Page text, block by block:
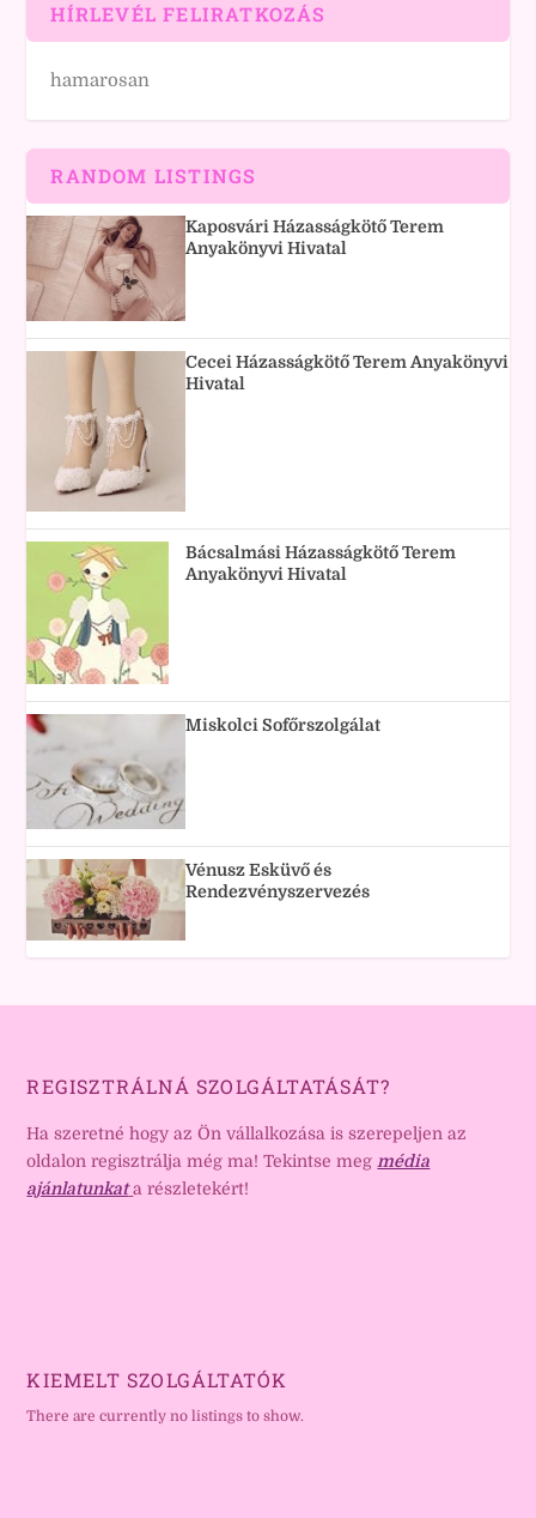
HÍRLEVÉL FELIRATKOZÁS
hamarosan
RANDOM LISTINGS
Kaposvári Házasságkötő Terem
Anyakönyvi Hivatal
Cecei Házasságkötő Terem Anyakönyvi
Hivatal
Bácsalmási Házasságkötő Terem
Anyakönyvi Hivatal
Miskolci Sofőrszolgálat
Vénusz Esküvő és
Rendezvényszervezés
REGISZTRÁLNÁ SZOLGÁLTATÁSÁT?
Ha szeretné hogy az Ön vállalkozása is szerepeljen az
oldalon regisztrálja még ma! Tekintse meg média
ajánlatunkat a részletekért!
KIEMELT SZOLGÁLTATÓK
There are currently no listings to show.